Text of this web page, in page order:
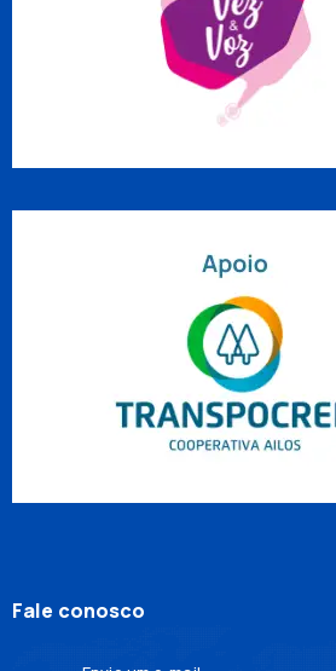
Fale conosco